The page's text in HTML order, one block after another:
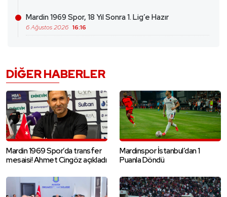
Mardin 1969 Spor, 18 Yıl Sonra 1. Lig’e Hazır
6 Ağustos 2026 16:16
DIĞER HABERLER
Mardin 1969 Spor’da transfer
mesaisi! Ahmet Cingöz açıkladı
Mardinspor İstanbul’dan 1
Puanla Döndü